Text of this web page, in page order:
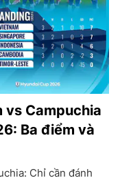
vs Campuchia
Ba điểm và
Chỉ cần đánh